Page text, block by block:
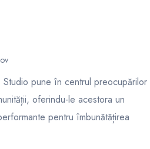
Studio pune în centrul preocupărilor
oferindu-le acestora un
pentru îmbunătățirea